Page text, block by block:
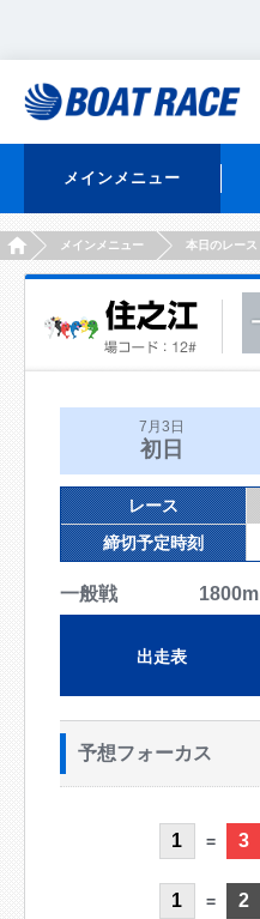
メインメニュー
HOMEメインメニュー 本日のレース
7月3日
初日
レース
締切予定時刻
一般戦 1800m
出走表
予想フォーカス
1 = 3
1 = 2